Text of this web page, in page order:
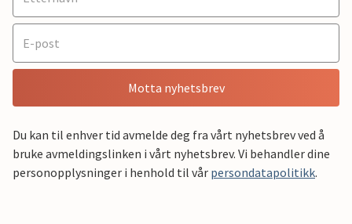
Motta nyhetsbrev
Du kan til enhver tid avmelde deg fra vårt nyhetsbrev ved å
bruke avmeldingslinken i vårt nyhetsbrev. Vi behandler dine
personopplysninger i henhold til vår persondatapolitikk.